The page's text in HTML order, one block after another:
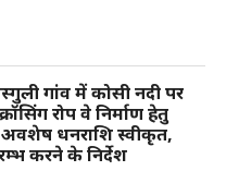
गांव में कोसी नदी पर
रोप वे निर्माण हेतु
अवशेष धनराशि स्वीकृत,
करने के निर्देश